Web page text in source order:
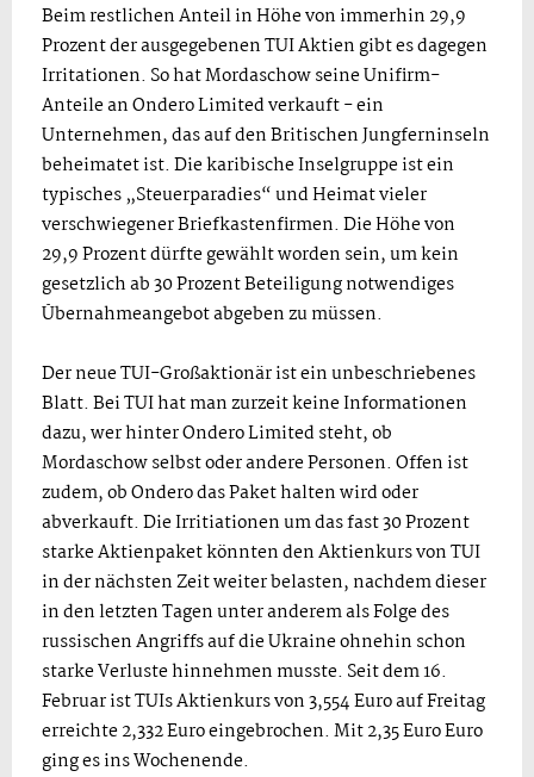
Beim restlichen Anteil in Höhe von immerhin 29,9
Prozent der ausgegebenen TUI Aktien gibt es dagegen
Irritationen. So hat Mordaschow seine Unifirm-
Anteile an Ondero Limited verkauft - ein
Unternehmen, das auf den Britischen Jungferninseln
beheimatet ist. Die karibische Inselgruppe ist ein
typisches „Steuerparadies“ und Heimat vieler
verschwiegener Briefkastenfirmen. Die Höhe von
29,9 Prozent dürfte gewählt worden sein, um kein
gesetzlich ab 30 Prozent Beteiligung notwendiges
Übernahmeangebot abgeben zu müssen.
Der neue TUI-Großaktionär ist ein unbeschriebenes
Blatt. Bei TUI hat man zurzeit keine Informationen
dazu, wer hinter Ondero Limited steht, ob
Mordaschow selbst oder andere Personen. Offen ist
zudem, ob Ondero das Paket halten wird oder
abverkauft. Die Irritiationen um das fast 30 Prozent
starke Aktienpaket könnten den Aktienkurs von TUI
in der nächsten Zeit weiter belasten, nachdem dieser
in den letzten Tagen unter anderem als Folge des
russischen Angriffs auf die Ukraine ohnehin schon
starke Verluste hinnehmen musste. Seit dem 16.
Februar ist TUIs Aktienkurs von 3,554 Euro auf Freitag
erreichte 2,332 Euro eingebrochen. Mit 2,35 Euro Euro
ging es ins Wochenende.